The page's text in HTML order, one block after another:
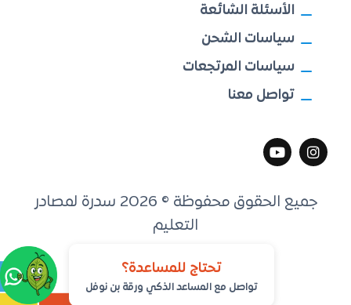
الأسئلة الشائعة
سياسات الشحن
سياسات المرتجعات
تواصل معنا
تحتاج للمساعدة؟
تواصل مع المساعد الذكي ورقة بن نوفل
جميع الحقوق محفوظة © 2026 سدرة لمصادر
التعليم
تطويرمكين التقنية